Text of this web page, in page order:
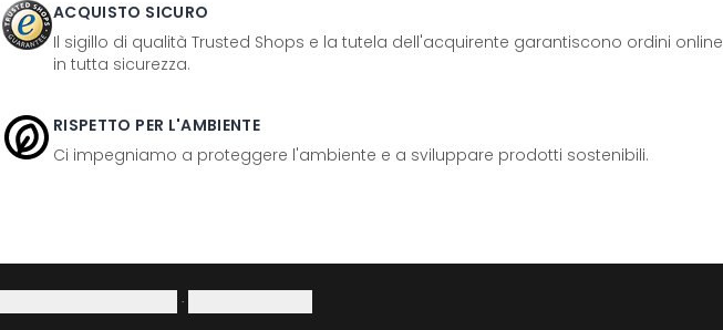
ACQUISTO SICURO
Il sigillo di qualità Trusted Shops e la tutela dell'acquirente garantiscono ordini online
in tutta sicurezza.
RISPETTO PER L'AMBIENTE
Ci impegniamo a proteggere l'ambiente e a sviluppare prodotti sostenibili.
·